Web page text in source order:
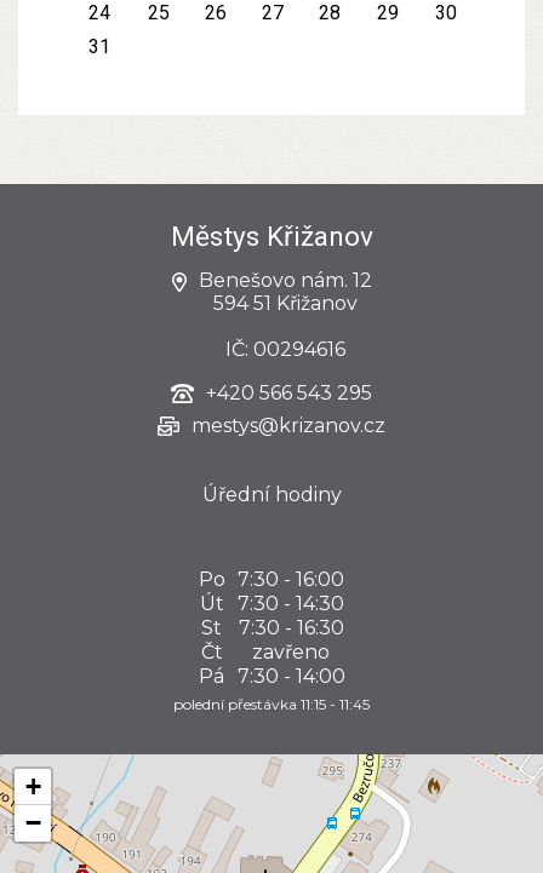
24
25 26 27 28 29
30
31
Městys Křižanov
Benešovo nám. 12
594 51 Křižanov
IČ: 00294616
+420 566 543 295
mestys@krizanov.cz
Úřední hodiny
Po 7:30 - 16:00
Út
7:30 - 14:30
St
7:30 - 16:30
Čt
zavřeno
Pá
7:30 - 14:00
polední přestávka 11:15 - 11:45
+
−